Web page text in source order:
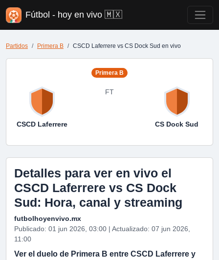
Fútbol - hoy en vivo 🇲🇽
Partidos Primera B CSCD Laferrere vs CS Dock Sud en vivo
Primera B
CSCD Laferrere
FT
CS Dock Sud
Detalles para ver en vivo el
CSCD Laferrere vs CS Dock
Sud: Hora, canal y streaming
futbolhoyenvivo.mx
Publicado: 01 jun 2026, 03:00 | Actualizado: 07 jun 2026,
11:00
Ver el duelo de Primera B entre CSCD Laferrere y